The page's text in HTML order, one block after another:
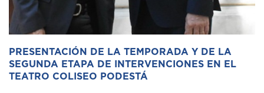
PRESENTACIÓN DE LA TEMPORADA Y DE LA
SEGUNDA ETAPA DE INTERVENCIONES EN EL
TEATRO COLISEO PODESTÁ